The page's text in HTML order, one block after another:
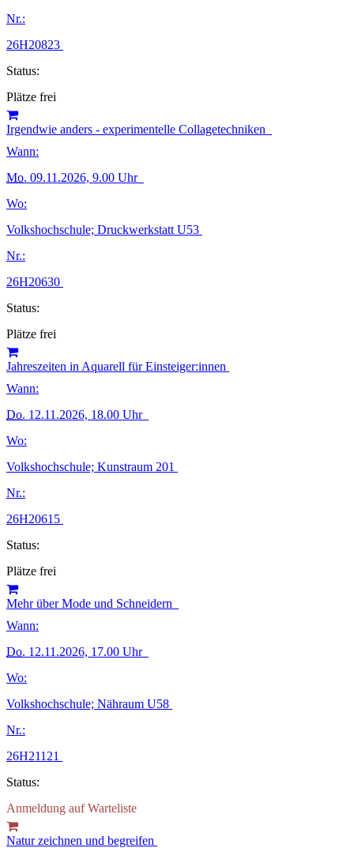
Nr.:
26H20823
Status:
Plätze frei
Irgendwie anders - experimentelle Collagetechniken
Wann:
Mo. 09.11.2026, 9.00 Uhr
Wo:
Volkshochschule; Druckwerkstatt U53
Nr.:
26H20630
Status:
Plätze frei
Jahreszeiten in Aquarell für Einsteiger:innen
Wann:
Do. 12.11.2026, 18.00 Uhr
Wo:
Volkshochschule; Kunstraum 201
Nr.:
26H20615
Status:
Plätze frei
Mehr über Mode und Schneidern
Wann:
Do. 12.11.2026, 17.00 Uhr
Wo:
Volkshochschule; Nähraum U58
Nr.:
26H21121
Status:
Anmeldung auf Warteliste
Natur zeichnen und begreifen